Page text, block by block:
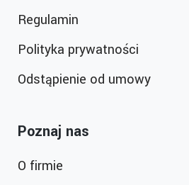
Regulamin
Polityka prywatności
Odstąpienie od umowy
Poznaj nas
O firmie